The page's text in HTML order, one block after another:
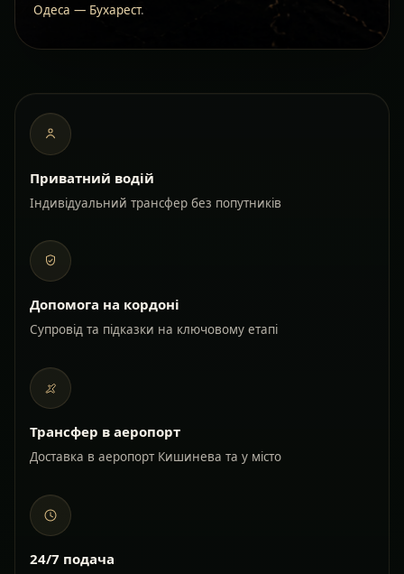
Одеса — Бухарест.
Приватний водій
Індивідуальний трансфер без попутників
Допомога на кордоні
Супровід та підказки на ключовому етапі
Трансфер в аеропорт
Доставка в аеропорт Кишинева та у місто
24/7 подача